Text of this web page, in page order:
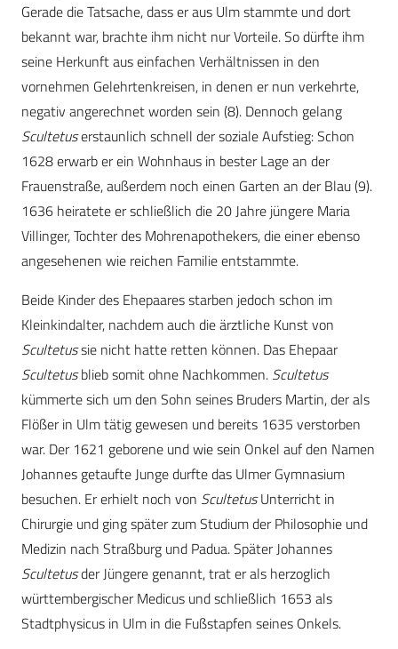
Gerade die Tatsache, dass er aus Ulm stammte und dort
bekannt war, brachte ihm nicht nur Vorteile. So dürfte ihm
seine Herkunft aus einfachen Verhältnissen in den
vornehmen Gelehrtenkreisen, in denen er nun verkehrte,
negativ angerechnet worden sein (8). Dennoch gelang
Scultetuserstaunlich schnell der soziale Aufstieg: Schon
1628 erwarb er ein Wohnhaus in bester Lage an der
Frauenstraße, außerdem noch einen Garten an der Blau (9).
1636 heiratete er schließlich die 20 Jahre jüngere Maria
Villinger, Tochter des Mohrenapothekers, die einer ebenso
angesehenen wie reichen Familie entstammte.
Beide Kinder des Ehepaares starben jedoch schon im
Kleinkindalter, nachdem auch die ärztliche Kunst von
Scultetussie nicht hatte retten können. Das Ehepaar
Scultetusblieb somit ohne Nachkommen. Scultetus
kümmerte sich um den Sohn seines Bruders Martin, der als
Flößer in Ulm tätig gewesen und bereits 1635 verstorben
war. Der 1621 geborene und wie sein Onkel auf den Namen
Johannes getaufte Junge durfte das Ulmer Gymnasium
besuchen. Er erhielt noch von ScultetusUnterricht in
Chirurgie und ging später zum Studium der Philosophie und
Medizin nach Straßburg und Padua. Später Johannes
Scultetusder Jüngere genannt, trat er als herzoglich
württembergischer Medicus und schließlich 1653 als
Stadtphysicus in Ulm in die Fußstapfen seines Onkels.